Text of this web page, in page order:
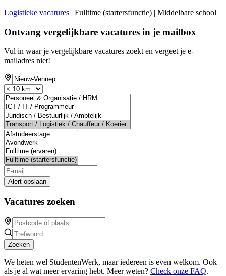
Logistieke vacatures | Fulltime (startersfunctie) | Middelbare school
Ontvang vergelijkbare vacatures in je mailbox
Vul in waar je vergelijkbare vacatures zoekt en vergeet je e-
mailadres niet!
Alert opslaan
Vacatures zoeken
Zoeken
We heten wel StudentenWerk, maar iedereen is even welkom. Ook
als je al wat meer ervaring hebt. Meer weten? Check onze FAQ.